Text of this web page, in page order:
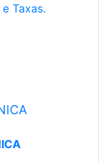
Taxas.